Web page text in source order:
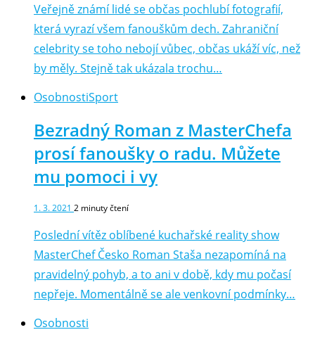
Veřejně známí lidé se občas pochlubí fotografií,
která vyrazí všem fanouškům dech. Zahraniční
celebrity se toho nebojí vůbec, občas ukáží víc, než
by měly. Stejně tak ukázala trochu…
OsobnostiSport
Bezradný Roman z MasterChefa
prosí fanoušky o radu. Můžete
mu pomoci i vy
1. 3. 2021 2 minuty čtení
Poslední vítěz oblíbené kuchařské reality show
MasterChef Česko Roman Staša nezapomíná na
pravidelný pohyb, a to ani v době, kdy mu počasí
nepřeje. Momentálně se ale venkovní podmínky…
Osobnosti